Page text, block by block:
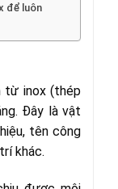
để luôn
từ inox (thép
Đây là vật
tên công
khác.